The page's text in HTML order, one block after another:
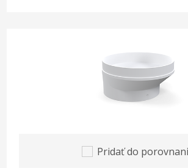
Pridať do